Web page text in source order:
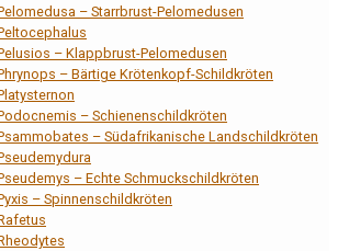
– Starrbrust-Pelomedusen
– Klappbrust-Pelomedusen
– Bärtige Krötenkopf-Schildkröten
– Schienenschildkröten
– Südafrikanische Landschildkröten
– Echte Schmuckschildkröten
– Spinnenschildkröten